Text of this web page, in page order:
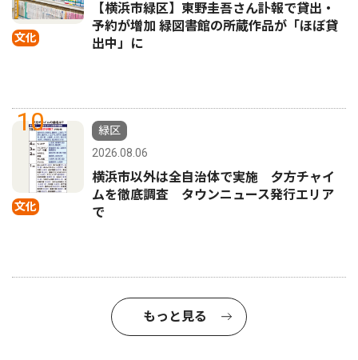
文化
【横浜市緑区】東野圭吾さん訃報で貸出・
予約が増加 緑図書館の所蔵作品が「ほぼ貸
出中」に
10
文化
緑区
2026.08.06
横浜市以外は全自治体で実施 夕方チャイ
ムを徹底調査 タウンニュース発行エリア
で
もっと見る